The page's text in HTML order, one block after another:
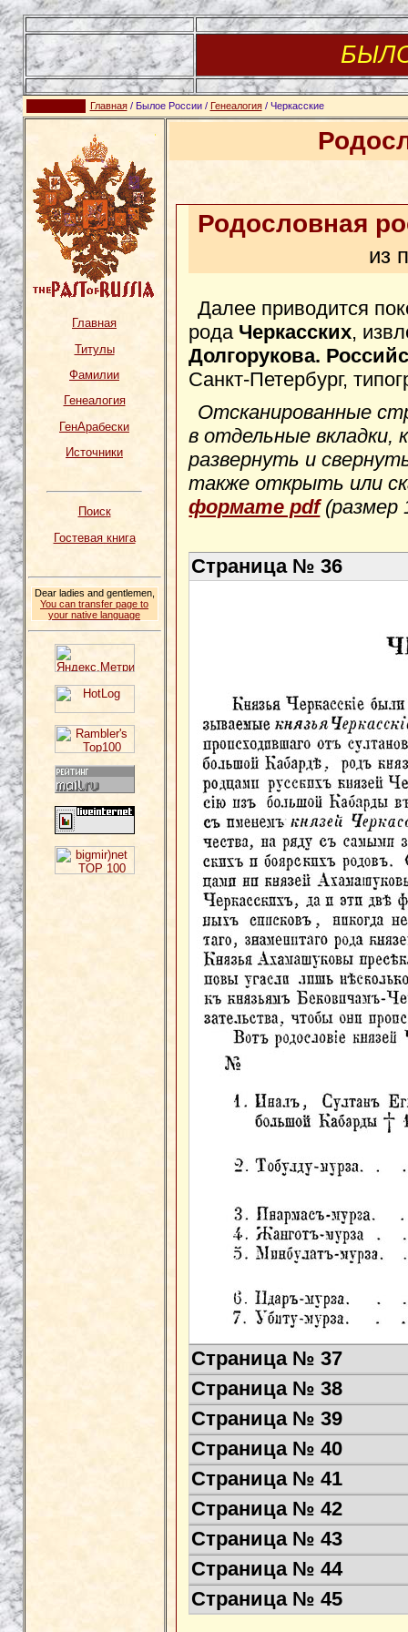
Главная/ Былое России / Генеалогия/ Черкасские
Главная
Титулы
Фамилии
Генеалогия
ГенАрабески
Источники
Поиск
Гостевая книга
Dear ladies and gentlemen,
You can transfer page to
your native language
Родословная
из
Далее приводится
рода Черкасских,
Долгорукова.
Санкт-Петербург,
Отсканированные
в отдельные вкладки,
развернуть и
также открыть или
формате pdf(размер
Страница № 36
Страница № 37
Страница № 38
Страница № 39
Страница № 40
Страница № 41
Страница № 42
Страница № 43
Страница № 44
Страница № 45